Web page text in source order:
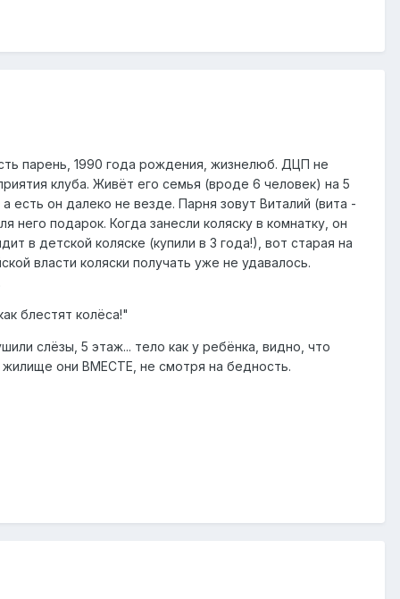
парень, 1990 года рождения, жизнелюб. ДЦП не
клуба. Живёт его семья (вроде 6 человек) на 5
есть он далеко не везде. Парня зовут Виталий (вита -
подарок. Когда занесли коляску в комнатку, он
в детской коляске (купили в 3 года!), вот старая на
власти коляски получать уже не удавалось.
блестят колёса!"
слёзы, 5 этаж... тело как у ребёнка, видно, что
жилище они ВМЕСТЕ, не смотря на бедность.